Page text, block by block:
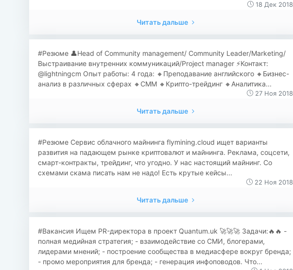
18 Дек 2018
Читать дальше
#Резюме 👤Head of Community management/ Community Leader/Marketing/
Выстраивание внутренних коммуникаций/Project manager ⚡️Контакт:
@lightningcm Опыт работы: 4 года: 🔸Преподавание английского 🔸Бизнес-
анализ в различных сферах 🔸СММ 🔸Крипто-трейдинг 🔸Аналитика...
27 Ноя 2018
Читать дальше
#Резюме Сервис облачного майнинга flymining.cloud ищет варианты
развития на падающем рынке криптовалют и майнинга. Реклама, соцсети,
смарт-контракты, трейдинг, что угодно. У нас настоящий майнинг. Со
схемами скама писать нам не надо! Есть крутые кейсы...
22 Ноя 2018
Читать дальше
#Вакансия Ищем PR-директора в проект Quantum.uk 🚀🚀🚀 Задачи:🔥🔥 -
полная медийная стратегия; - взаимодействие со СМИ, блогерами,
лидерами мнений; - построение сообщества в медиасфере вокруг бренда;
- промо мероприятия для бренда; - генерация инфоповодов. Что...